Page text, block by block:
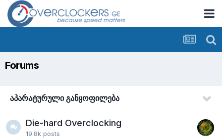
Forums
აპარატურული განყოფილება
Die-hard Overclocking
19.8k posts